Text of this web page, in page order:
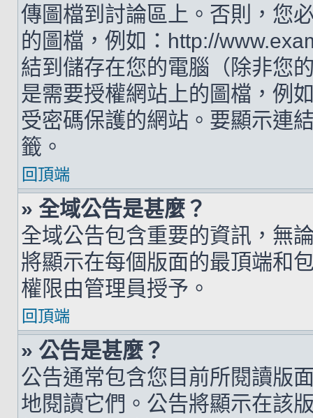
傳圖檔到討論區上。否則，您
的圖檔，例如：http://
結到儲存在您的電腦（除非您
是需要授權網站上的圖檔，例
受密碼保護的網站。要顯示連
籤。
回頂端
» 全域公告是甚麼？
全域公告包含重要的資訊，無
將顯示在每個版面的最頂端和
權限由管理員授予。
回頂端
» 公告是甚麼？
公告通常包含您目前所閱讀版
地閱讀它們。公告將顯示在該